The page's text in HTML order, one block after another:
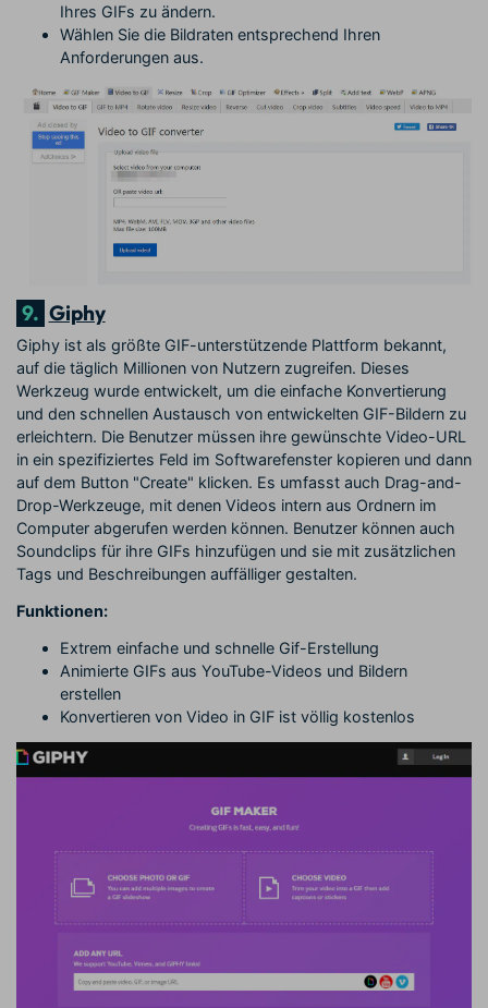
Ihres GIFs zu ändern.
Wählen Sie die Bildraten entsprechend Ihren
Anforderungen aus.
9. Giphy
Giphy ist als größte GIF-unterstützende Plattform bekannt,
auf die täglich Millionen von Nutzern zugreifen. Dieses
Werkzeug wurde entwickelt, um die einfache Konvertierung
und den schnellen Austausch von entwickelten GIF-Bildern zu
erleichtern. Die Benutzer müssen ihre gewünschte Video-URL
in ein spezifiziertes Feld im Softwarefenster kopieren und dann
auf dem Button "Create" klicken. Es umfasst auch Drag-and-
Drop-Werkzeuge, mit denen Videos intern aus Ordnern im
Computer abgerufen werden können. Benutzer können auch
Soundclips für ihre GIFs hinzufügen und sie mit zusätzlichen
Tags und Beschreibungen auffälliger gestalten.
Funktionen:
Extrem einfache und schnelle Gif-Erstellung
Animierte GIFs aus YouTube-Videos und Bildern
erstellen
Konvertieren von Video in GIF ist völlig kostenlos